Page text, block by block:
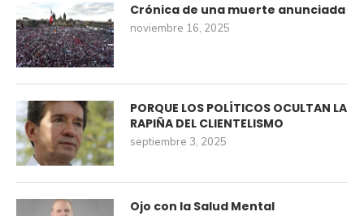
Crónica de una muerte anunciada
noviembre 16, 2025
PORQUE LOS POLÍTICOS OCULTAN LA
RAPIÑA DEL CLIENTELISMO
septiembre 3, 2025
Ojo con la Salud Mental